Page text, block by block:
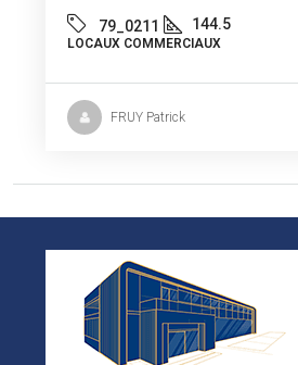
79_0211 144.5
LOCAUX COMMERCIAUX
FRUY Patrick